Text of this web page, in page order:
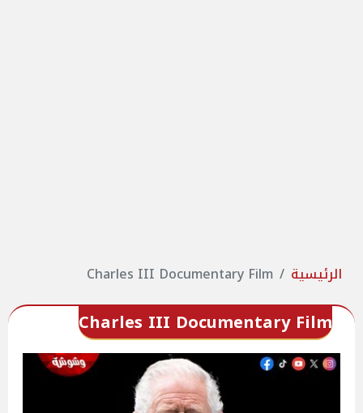
الرئيسية Charles III Documentary Film
Charles III Documentary Film